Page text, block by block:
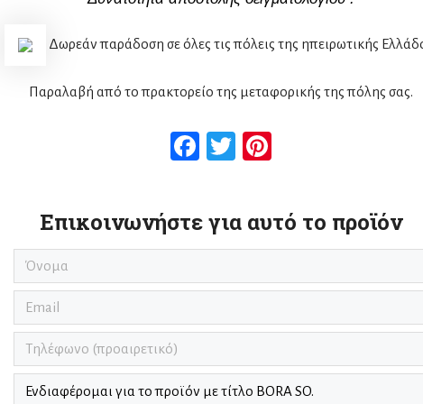
Δωρεάν παράδοση σε όλες τις πόλεις της ηπειρωτικής
Παραλαβή από το πρακτορείο της μεταφορικής της πόλης σας.
Facebook
Twitter
Επικοινωνήστε για αυτό το προϊόν